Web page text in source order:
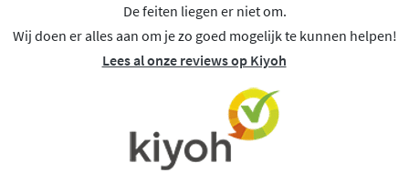
De feiten liegen er niet om.
Wij doen er alles aan om je zo goed mogelijk te kunnen helpen!
Lees al onze reviews op Kiyoh